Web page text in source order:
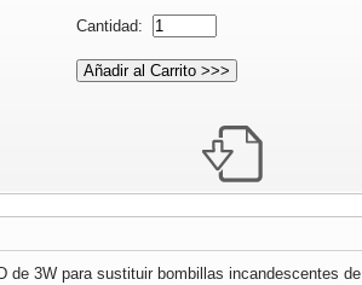
Cantidad:
de 3W para sustituir bombillas incandescentes de